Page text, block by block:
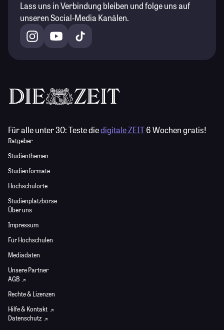
Lass uns in Verbindung bleiben und folge uns auf
unseren Social-Media Kanälen.
Für alle unter 30:Teste diedigitale ZEIT6 Wochen gratis!
Ratgeber
Studienthemen
Studienformate
Hochschulorte
Studienplatzbörse
Über uns
Impressum
Für Hochschulen
Mediadaten
Unsere Partner
AGB
Rechte & Lizenzen
Hilfe & Kontakt
Datenschutz